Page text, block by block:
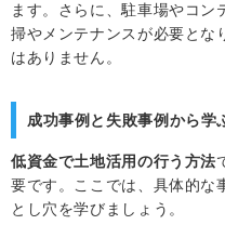
ます。さらに、駐車場やコ
掃やメンテナンスが必要とな
はありません。
成功事例と失敗事例から学
低資金で土地活用の行う方法
要です。ここでは、具体的な
とし穴を学びましょう。